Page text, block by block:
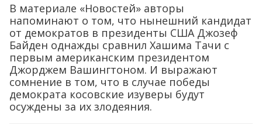
В материале «Новостей» авторы
напоминают о том, что нынешний кандидат
от демократов в президенты США Джозеф
Байден однажды сравнил Хашима Тачи с
первым американским президентом
Джорджем Вашингтоном. И выражают
сомнение в том, что в случае победы
демократа косовские изуверы будут
осуждены за их злодеяния.